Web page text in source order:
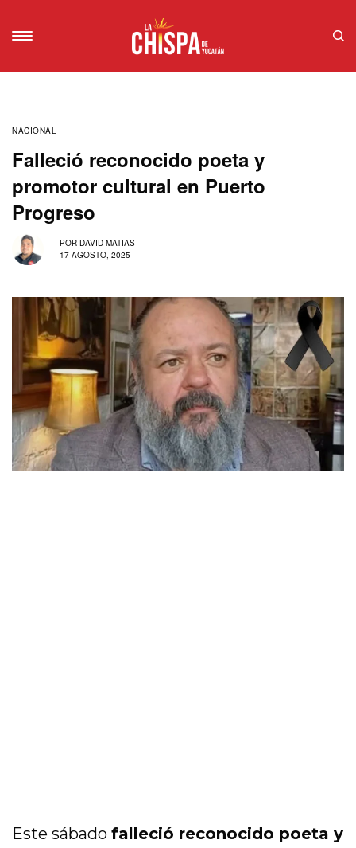
NACIONAL
Falleció reconocido poeta y
promotor cultural en Puerto
Progreso
POR DAVID MATIAS
17 AGOSTO, 2025
Este sábadofalleció reconocido poeta y